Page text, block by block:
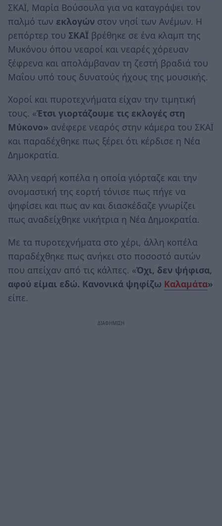
ΣΚΑΪ, Μαρία Βούσουλα για να καταγράψει τον
παλμό των εκλογών στον νησί των Ανέμων. Η
ρεπόρτερ του ΣΚΑΪ βρέθηκε σε ένα κλαμπ της
Μυκόνου όπου νεαροί και νεαρές χόρευαν
ξέφρενα και απολάμβαναν τη ζεστή βραδιά του
Μαΐου υπό τους δυνατούς ήχους της μουσικής.
Χοροί και πυροτεχνήματα είχαν την τιμητική
τους. «Έτσι γιορτάζουμε τις εκλογές στη
Μύκονο» ανέφερε νεαρός στην κάμερα του ΣΚΑΪ
και παραδέχθηκε πως ξέρει ότι κέρδισε η Νέα
Δημοκρατία.
Άλλη νεαρή κοπέλα η οποία γιόρταζε και την
ονομαστική της εορτή τόνισε πως πήγε να
ψηφίσει και πως αν και διασκέδαζε γνωρίζει
πως αναδείχθηκε νικήτρια η Νέα Δημοκρατία.
Με τα πυροτεχνήματα στο χέρι, άλλη κοπέλα
παραδέχθηκε πως ανήκει στο ποσοστό αυτών
που απείχαν από τις κάλπες. «Όχι, δεν ψήφισα,
αφού είμαι εδώ. Κανονικά ψηφίζω Καλαμάτα»
είπε.